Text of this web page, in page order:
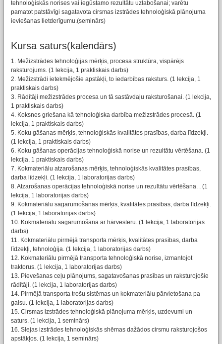
tehnoloģiskās norises vai iegūstamo rezultātu uzlabošanai; varētu
pamatot patstāvīgi sagatavota cirsmas izstrādes tehnoloģiskā plānojuma
ieviešanas lietderīgumu.(seminārs)
Kursa saturs(kalendārs)
1. Mežizstrādes tehnoloģijas mērķis, procesa struktūra, vispārējs
raksturojums. (1 lekcija, 1 praktiskais darbs)
2. Mežizstrādi ietekmējošie apstākļi, to iedarbības raksturs. (1 lekcija, 1
praktiskais darbs)
3. Rādītāji mežizstrādes procesa un tā sastāvdaļu raksturošanai. (1 lekcija,
1 praktiskais darbs)
4. Koksnes griešana kā tehnoloģiska darbība mežizstrādes procesā. (1
lekcija, 1 praktiskais darbs)
5. Koku gāšanas mērķis, tehnoloģiskās kvalitātes prasības, darba līdzekļi.
(1 lekcija, 1 praktiskais darbs)
6. Koku gāšanas operācijas tehnoloģiskā norise un rezultātu vērtēšana. (1
lekcija, 1 praktiskais darbs)
7. Kokmateriālu atzarošanas mērķis, tehnoloģiskās kvalitātes prasības,
darba līdzekļi. (1 lekcija, 1 laboratorijas darbs)
8. Atzarošanas operācijas tehnoloģiskā norise un rezultātu vērtēšana. . (1
lekcija, 1 laboratorijas darbs)
9. Kokmateriālu sagarumošanas mērķis, kvalitātes prasības, darba līdzekļi.
(1 lekcija, 1 laboratorijas darbs)
10. Kokmateriālu sagarumošana ar hārvesteru. (1 lekcija, 1 laboratorijas
darbs)
11. Kokmateriālu pirmējā transporta mērķis, kvalitātes prasības, darba
līdzekļi, tehnoloģija. (1 lekcija, 1 laboratorijas darbs)
12. Kokmateriālu pirmējā transporta tehnoloģiskā norise, izmantojot
traktorus. (1 lekcija, 1 laboratorijas darbs)
13. Pievešanas ceļu plānojums, sagatavošanas prasības un raksturojošie
rādītāji. (1 lekcija, 1 laboratorijas darbs)
14. Pirmējā transporta trošu sistēmas un kokmateriālu pārvietošana pa
gaisu. (1 lekcija, 1 laboratorijas darbs)
15. Cirsmas izstrādes tehnoloģiskā plānojuma mērķis, uzdevumi un
saturs. (1 lekcija, 1 seminārs)
16. Slejas izstrādes tehnoloģiskās shēmas dažādos cirsmu raksturojošos
apstākļos. (1 lekcija, 1 seminārs)